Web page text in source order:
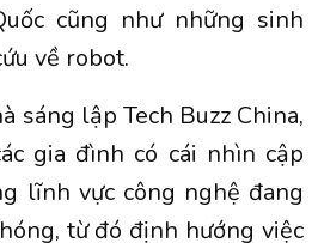
cũng như những sinh
về robot.
sáng lập Tech Buzz China,
gia đình có cái nhìn cập
lĩnh vực công nghệ đang
từ đó định hướng việc